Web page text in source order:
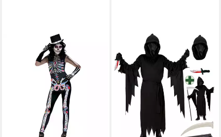
Zombie-Kostüm Damen La
Catrina Kostüm Jumpsuit
Halloween Karneval S oder M
39,99 €
lieferbar - in 5-6 Werktagen bei dir